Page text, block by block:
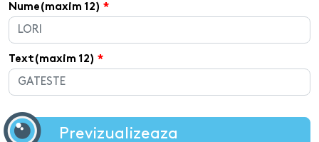
Nume(maxim 12)
Text(maxim 12)
Previzualizeaza